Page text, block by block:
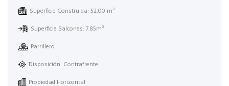
Superficie Construida: 52,00 m²
Superficie Balcones: 7.85m²
Parrillero
Disposición: Contrafrente
Propiedad Horizontal